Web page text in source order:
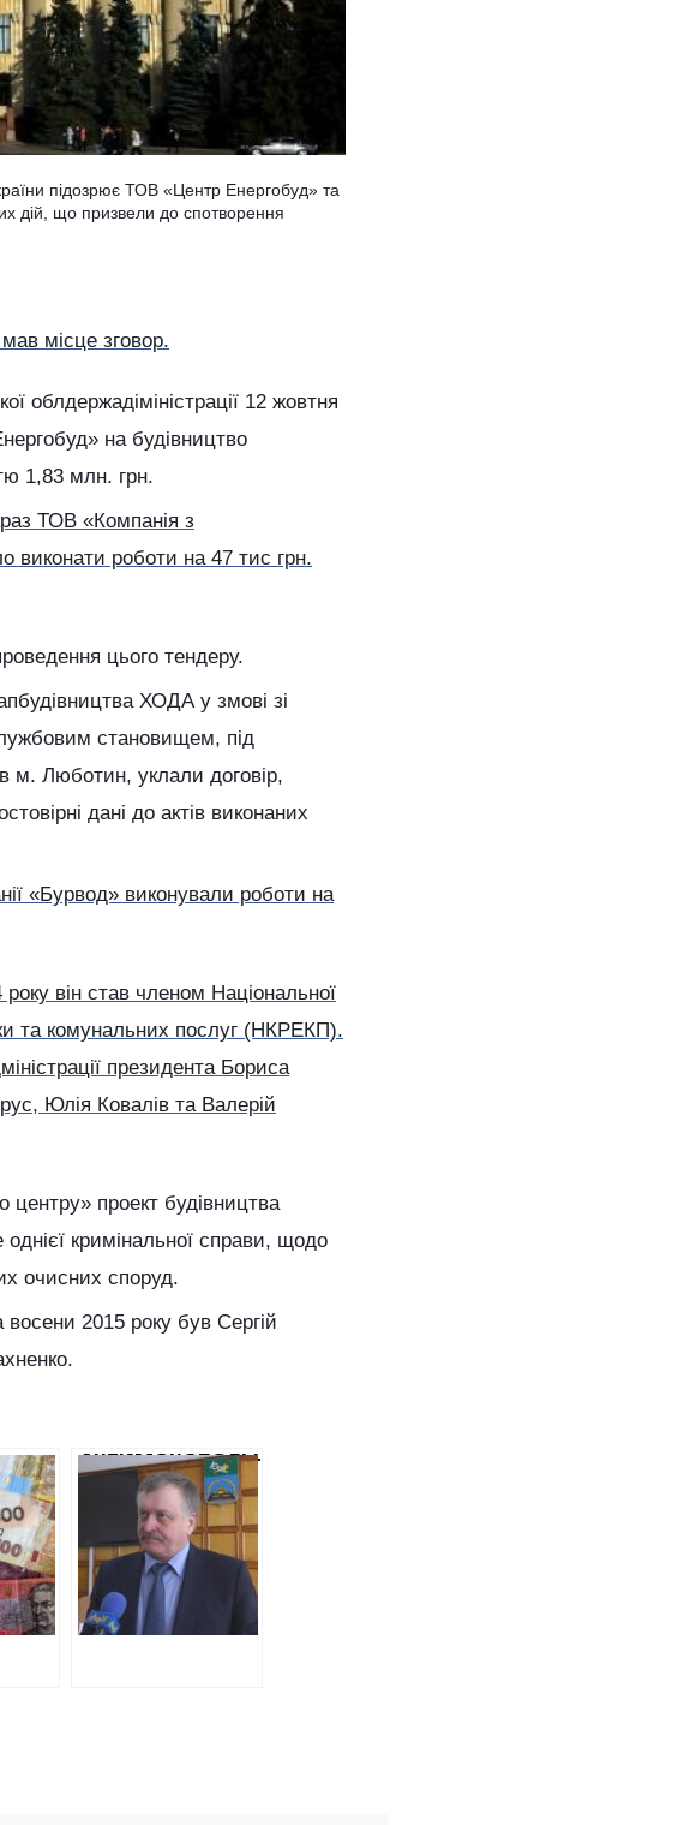
підозрює ТОВ «Центр Енергобуд» та
дій, що призвели до спотворення
місце зговор.
облдержадіміністрації 12 жовтня
на будівництво
1,83 млн. грн.
ТОВ «Компанія з
виконати роботи на 47 тис грн.
цього тендеру.
ХОДА у змові зі
становищем, під
м. Люботин, уклали договір,
дані до актів виконаних
«Бурвод» виконували роботи на
він став членом Національної
та комунальних послуг (НКРЕКП).
президента Бориса
Юлія Ковалів та Валерій
центру» проект будівництва
кримінальної справи, щодо
очисних споруд.
2015 року був Сергій
АНТИМОНОПОЛЬНИКИ
ЗНАЙШЛИ
ЗГОВОР НА
ТЕНДЕРІ
ПІДЛЕГЛИХ
ШАХНЕНКО